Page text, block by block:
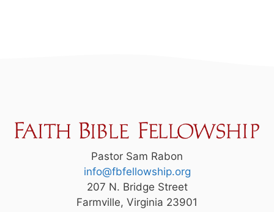
Pastor Sam Rabon
info@fbfellowship.org
207 N. Bridge Street
Farmville, Virginia 23901